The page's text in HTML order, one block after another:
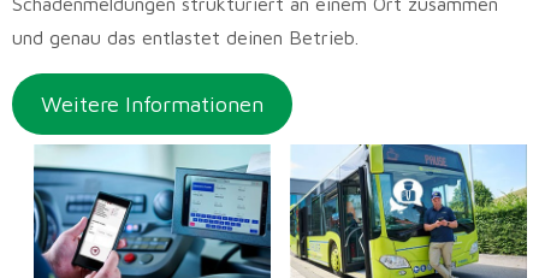
und genau das entlastet deinen Betrieb.
Weitere Informationen